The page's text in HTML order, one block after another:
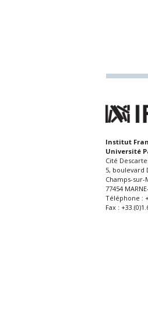
Institut
Université
Cité
5, boulevard
Champs-sur-
77454
Téléphone :
Fax :